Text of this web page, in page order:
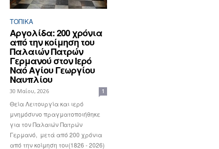
ΤΟΠΙΚΑ
Αργολίδα: 200 χρόνια
από την κοίμηση του
Παλαιών Πατρών
Γερμανού στον Ιερό
Ναό Αγίου Γεωργίου
Ναυπλίου
30 Μαΐου, 2026 1
Θεία Λειτουργία και ιερό
μνημόσυνο πραγματοποιήθηκε
για τον Παλαιών Πατρών
Γερμανό, μετά από 200 χρόνια
από την κοίμηση του(1826 - 2026)